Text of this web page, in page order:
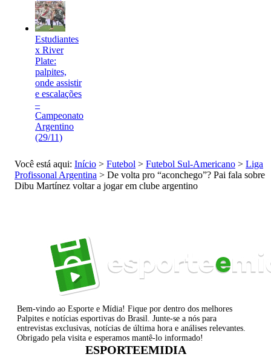
Estudiantes
x River
Plate:
palpites,
onde assistir
e escalações
–
Campeonato
Argentino
(29/11)
Você está aqui: Início > Futebol > Futebol Sul-Americano > Liga
Profissonal Argentina > De volta pro “aconchego”? Pai fala sobre
Dibu Martínez voltar a jogar em clube argentino
Bem-vindo ao Esporte e Mídia! Fique por dentro dos melhores
Palpites e notícias esportivas do Brasil. Junte-se a nós para
entrevistas exclusivas, notícias de última hora e análises relevantes.
Obrigado pela visita e esperamos mantê-lo informado!
ESPORTEEMIDIA